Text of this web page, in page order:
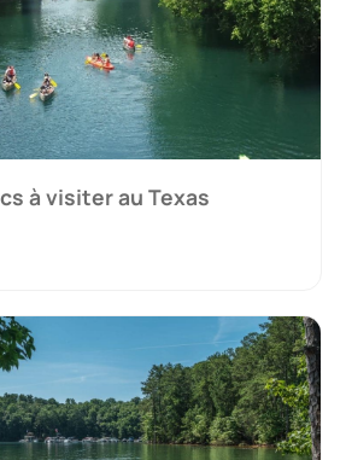
à visiter au Texas